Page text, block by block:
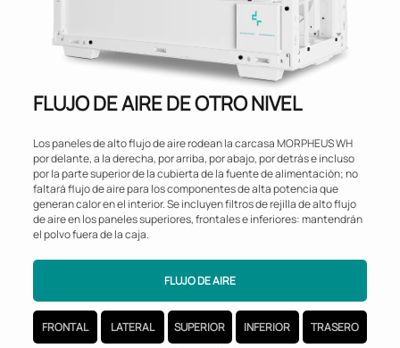
FLUJO DE AIRE DE OTRO NIVEL
Los paneles de alto flujo de aire rodean la carcasa MORPHEUS WH
por delante, a la derecha, por arriba, por abajo, por detrás e incluso
por la parte superior de la cubierta de la fuente de alimentación; no
faltará flujo de aire para los componentes de alta potencia que
generan calor en el interior. Se incluyen filtros de rejilla de alto flujo
de aire en los paneles superiores, frontales e inferiores: mantendrán
el polvo fuera de la caja.
FLUJO DE AIRE
FRONTAL LATERAL SUPERIOR INFERIOR TRASERO